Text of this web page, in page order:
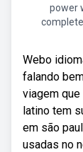
power
Webo
falando
viagem que
latino tem
em são
usadas no